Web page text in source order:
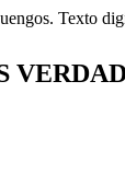
Texto